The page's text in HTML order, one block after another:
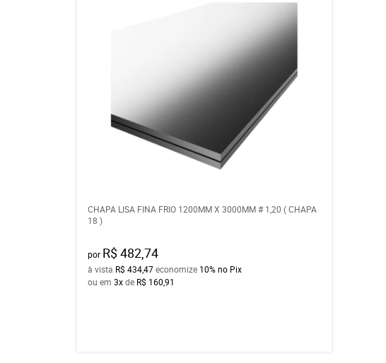
CHAPA LISA FINA FRIO 1200MM X 3000MM # 1,20 ( CHAPA
18 )
por R$ 482,74
à vista R$ 434,47economize 10% no Pix
ou em 3xde R$ 160,91